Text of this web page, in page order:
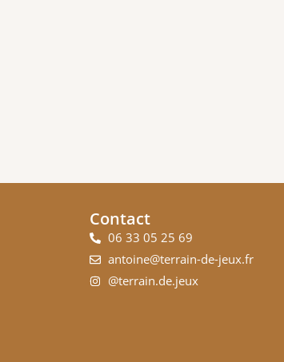
Contact
06 33 05 25 69
antoine@terrain-de-jeux.fr
@terrain.de.jeux